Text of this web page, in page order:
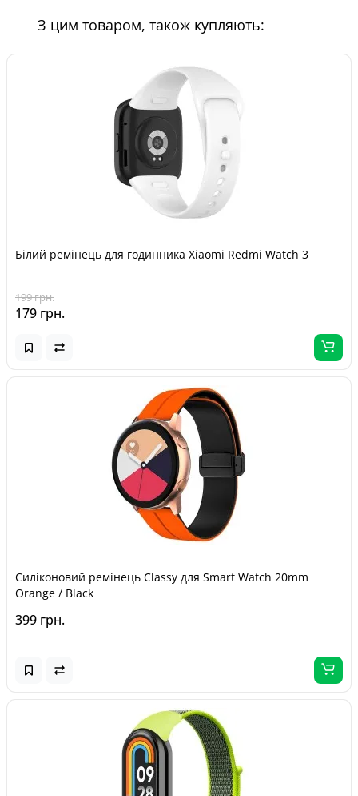
З цим товаром, також купляють:
Білий ремінець для годинника Xiaomi Redmi Watch 3
199 грн.
179 грн.
Силіконовий ремінець Classy для Smart Watch 20mm
Orange / Black
399 грн.